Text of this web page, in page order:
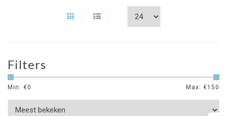
Filters
Min: €0 Max: €150